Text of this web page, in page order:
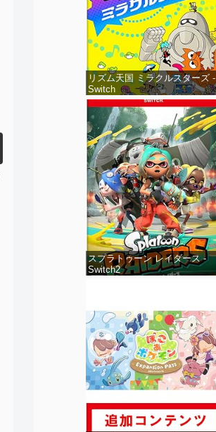
リズム天国 ミラクルスターズ -
Switch
スプラトゥーン レイダース -
Switch2